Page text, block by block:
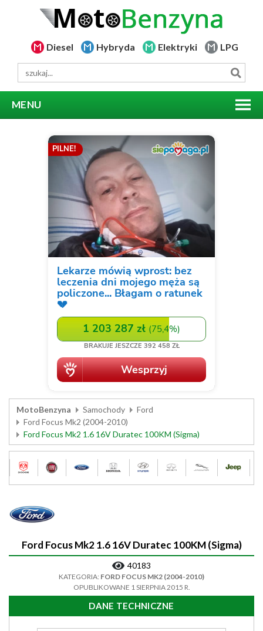
Diesel Hybryda Elektryki LPG
MENU
MotoBenzyna Samochody
Ford
Ford Focus Mk2 (2004-2010)
Ford Focus Mk2 1.6 16V Duratec 100KM (Sigma)
Ford Focus Mk2 1.6 16V Duratec 100KM (Sigma)
40183
KATEGORIA: FORD FOCUS MK2 (2004-2010)
OPUBLIKOWANE 1 SIERPNIA 2015 R.
DANE TECHNICZNE